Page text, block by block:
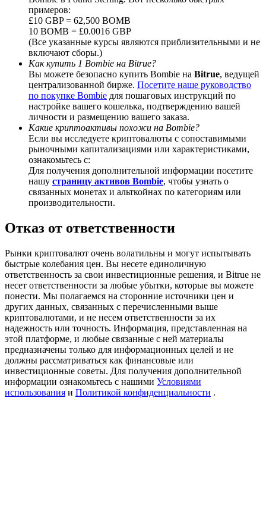
Deposit CASHCAT & Win
Share 500000 CASHCAT prize pool
Exclusive for BitMart Users
Register & Trade to Win 500,000 USDT
Precious Metals Trading Carnival
USDT New User Exclusive 10% APR
USDT Flexible Staking | Daily Rewards
New Listing Futures Fest
Trade New Futures, Win 200,000 USDT
примеров:
£10 GBP = 62,500 BOMB
10 BOMB = £0.0016 GBP
(Все указанные курсы являются приблизительными и не
включают сборы.)
Как купить 1 Bombie на Bitrue?
Вы можете безопасно купить Bombie на Bitrue, ведущей
централизованной бирже. Посетите наше руководство
по покупке Bombie для пошаговых инструкций по
настройке вашего кошелька, подтверждению вашей
личности и размещению вашего заказа.
Какие криптоактивы похожи на Bombie?
Если вы исследуете криптовалюты с сопоставимыми
рыночными капитализациями или характеристиками,
ознакомьтесь с:
Для получения дополнительной информации посетите
нашу страницу активов Bombie, чтобы узнать о
связанных монетах и альткойнах по категориям или
производительности.
Отказ от ответственности
Рынки криптовалют очень волатильны и могут испытывать
быстрые колебания цен. Вы несете единоличную
ответственность за свои инвестиционные решения, и Bitrue не
несет ответственности за любые убытки, которые вы можете
понести. Мы полагаемся на сторонние источники цен и
других данных, связанных с перечисленными выше
криптовалютами, и не несем ответственности за их
надежность или точность. Информация, представленная на
этой платформе, и любые связанные с ней материалы
предназначены только для информационных целей и не
должны рассматриваться как финансовые или
инвестиционные советы. Для получения дополнительной
информации ознакомьтесь с нашими Условиями
использования и Политикой конфиденциальности .